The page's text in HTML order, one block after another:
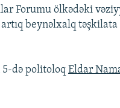
Forumu ölkədəki
beynəlxalq
5-də politoloq Eldar